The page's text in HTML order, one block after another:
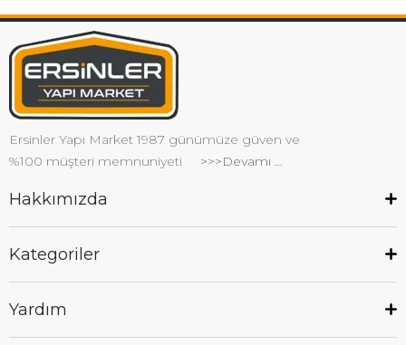
Ersinler Yapı Market 1987 günümüze güven ve
%100 müşteri memnuniyeti
>>>Devamı ...
Hakkımızda
Kategoriler
Yardım